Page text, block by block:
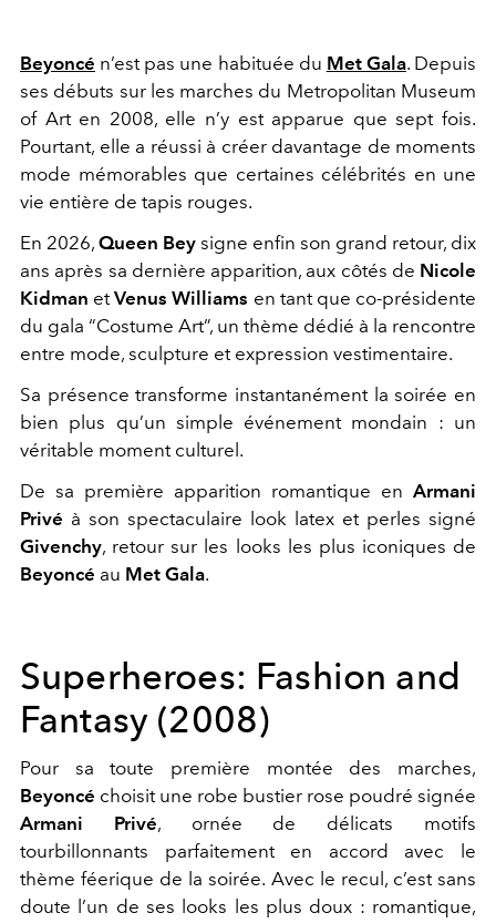
Beyoncé n’est pas une habituée du Met Gala. Depuis
ses débuts sur les marches du Metropolitan Museum
of Arten 2008, elle n’y est apparue que sept fois.
Pourtant, elle a réussi à créer davantage de moments
mode mémorables que certaines célébrités en une
vie entière de tapis rouges.
En 2026, Queen Bey signe enfin son grand retour, dix
ans après sa dernière apparition, aux côtés de Nicole
Kidman etVenus Williams en tant que co-présidente
du gala “Costume Art”, un thème dédié à la rencontre
entre mode, sculpture et expression vestimentaire.
Sa présence transforme instantanément la soirée en
bien plus qu’un simple événement mondain : un
véritable moment culturel.
De sa première apparition romantique en Armani
Privé à son spectaculaire look latex et perles signé
Givenchy, retour sur les looks les plus iconiques de
Beyoncé au Met Gala.
Superheroes: Fashion and
Fantasy (2008)
Pour sa toute première montée des marches,
Beyoncé choisit une robe bustier rose poudré signée
Armani Privé, ornée de délicats motifs
tourbillonnants parfaitement en accord avec le
thème féerique de la soirée. Avec le recul, c’est sans
doute l’un de ses looks les plus doux : romantique,